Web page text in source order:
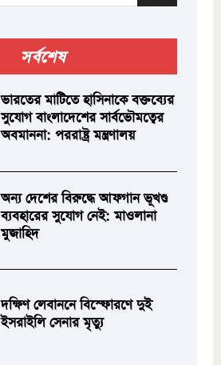
সর্বশেষ
ভারতের মাটিতে হাসিনাকে বক্তব্যের
সুযোগ বাংলাদেশের সার্বভৌমত্বের
অবমাননা: পররাষ্ট্র মন্ত্রণালয়
অন্য দেশের বিরুদ্ধে আফগান ভূখণ্ড
ব্যবহারের সুযোগ নেই: মাওলানা
মুজাহিদ
দক্ষিণ লেবাননে বিস্ফোরণে দুই
ইসরাইলি সেনার মৃত্যু